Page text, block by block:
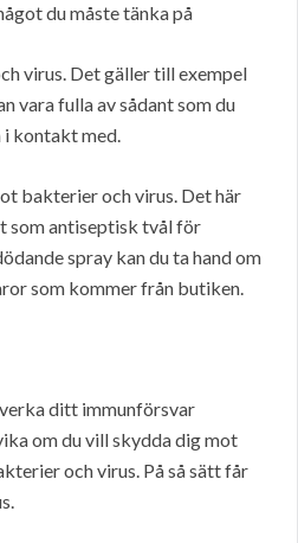
du måste tänka på
virus. Det gäller till exempel
vara fulla av sådant som du
kontakt med.
bakterier och virus. Det här
som antiseptisk tvål för
spray kan du ta hand om
som kommer från butiken.
ditt immunförsvar
om du vill skydda dig mot
och virus. På så sätt får